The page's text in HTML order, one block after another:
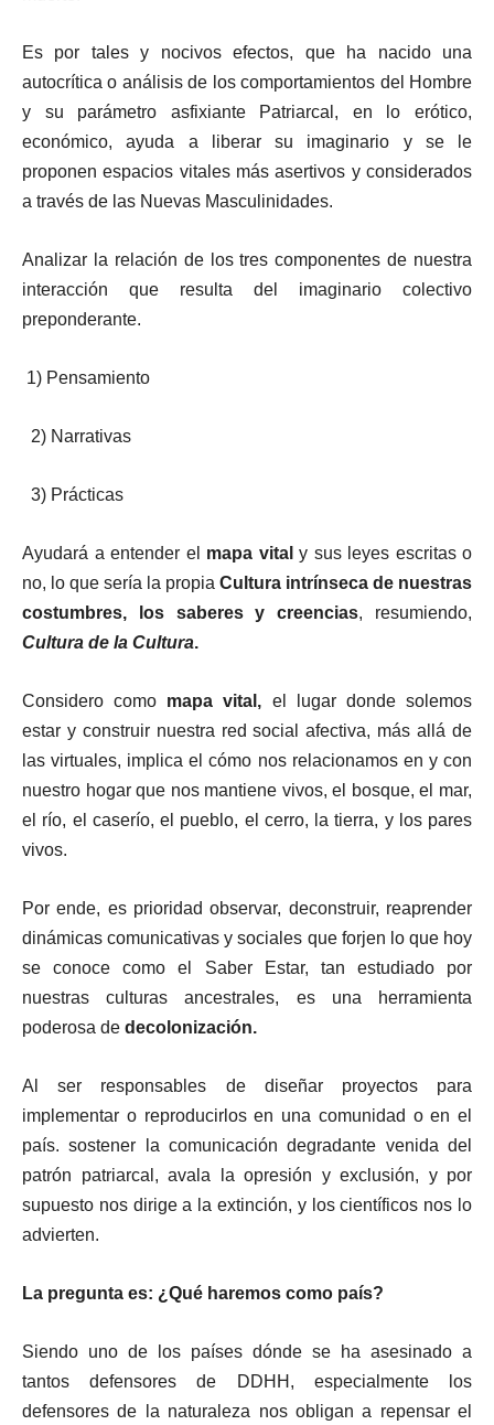
Es por tales y nocivos efectos, que ha nacido una
autocrítica o análisis de los comportamientos del Hombre
y su parámetro asfixiante Patriarcal, en lo erótico,
económico, ayuda a liberar su imaginario y se le
proponen espacios vitales más asertivos y considerados
a través de las Nuevas Masculinidades.
Analizar la relación de los tres componentes de nuestra
interacción que resulta del imaginario colectivo
preponderante.
1) Pensamiento
2) Narrativas
3) Prácticas
Ayudará a entender el mapa vital y sus leyes escritas o
no, lo que sería la propia Cultura intrínseca de nuestras
costumbres, los saberes y creencias, resumiendo,
Cultura de la Cultura.
Considero como mapa vital, el lugar donde solemos
estar y construir nuestra red social afectiva, más allá de
las virtuales, implica el cómo nos relacionamos en y con
nuestro hogar que nos mantiene vivos, el bosque, el mar,
el río, el caserío, el pueblo, el cerro, la tierra, y los pares
vivos.
Por ende, es prioridad observar, deconstruir, reaprender
dinámicas comunicativas y sociales que forjen lo que hoy
se conoce como el Saber Estar, tan estudiado por
nuestras culturas ancestrales, es una herramienta
poderosa de decolonización.
Al ser responsables de diseñar proyectos para
implementar o reproducirlos en una comunidad o en el
país. sostener la comunicación degradante venida del
patrón patriarcal, avala la opresión y exclusión, y por
supuesto nos dirige a la extinción, y los científicos nos lo
advierten.
La pregunta es: ¿Qué haremos como país?
Siendo uno de los países dónde se ha asesinado a
tantos defensores de DDHH, especialmente los
defensores de la naturaleza nos obligan a repensar el